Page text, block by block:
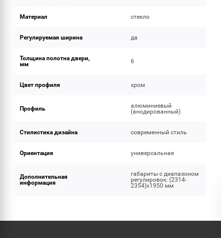
Материал стекло
Регулируемая ширина да
Толщина полотна двери,
мм
6
Цвет профиля хром
Профиль
алюминиевый
(анодированный)
Стилистика дизайна современный стиль
Ориентация универсальная
Дополнительная
информация
габариты с диапазоном
регулировок: (2314-
2354)x1950 мм